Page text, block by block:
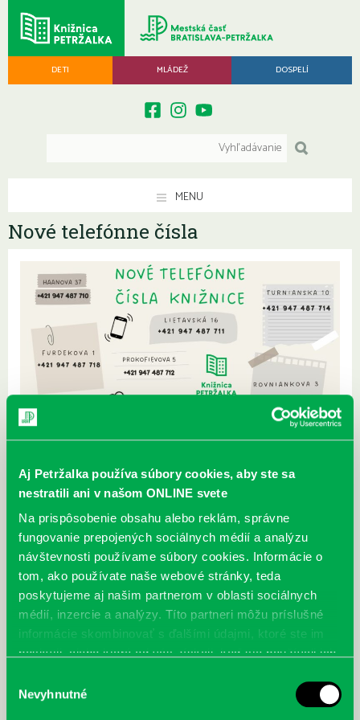
Aj Petržalka používa súbory cookies, aby ste sa
nestratili ani v našom ONLINE svete
Na prispôsobenie obsahu alebo reklám, správne
fungovanie prepojených sociálnych médií a analýzu
návštevnosti používame súbory cookies. Informácie o
tom, ako používate naše webové stránky, teda
poskytujeme aj našim partnerom v oblasti sociálnych
médií, inzercie a analýzy. Títo partneri môžu príslušné
informácie skombinovať s ďalšími údajmi, ktoré ste im
poskytli, alebo ktoré od vás získali, keď ste používali ich
súhlasu
Nevyhnutné
DETI MLÁDEŽ DOSPELÍ
MENU
Nové telefónne čísla
Na starých číslach nás už tak ľahko nevytočíte.
Od 1. 5 .2024 máme nové čísla:
https://www.kniznicapetrzalka.sk/o-nas/kontakty/
Najnovšie
Vavilovovej 26